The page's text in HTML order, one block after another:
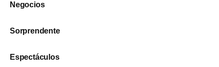
Negocios
Sorprendente
Espectáculos